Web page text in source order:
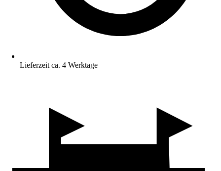
Lieferzeit ca. 4 Werktage